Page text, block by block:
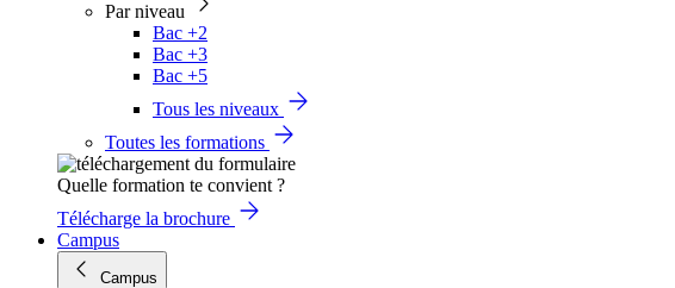
Par niveau
Bac +2
Bac +3
Bac +5
Tous les niveaux
Toutes les formations
Quelle formation te convient ?
Télécharge la brochure
Campus
Campus